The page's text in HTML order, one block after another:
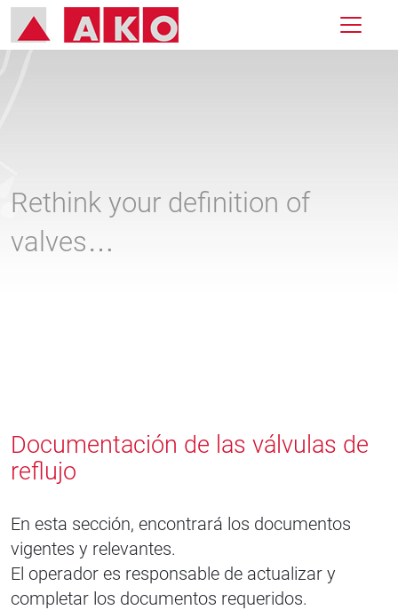
Rethink your definition of
valves…
Documentación de las válvulas de
reflujo
En esta sección, encontrará los documentos
vigentes y relevantes.
El operador es responsable de actualizar y
completar los documentos requeridos.